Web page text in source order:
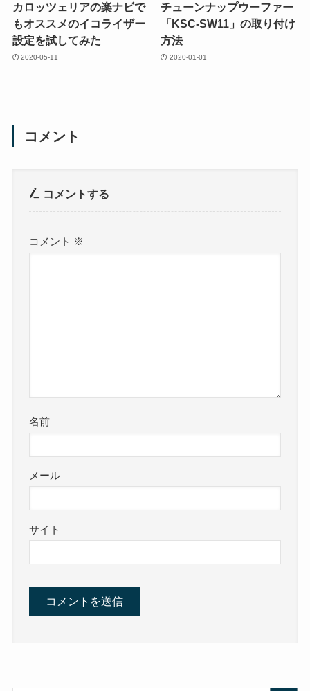
カロッツェリアの楽ナビで
もオススメのイコライザー
設定を試してみた
2020-05-11
チューンナップウーファー
「KSC-SW11」の取り付け
方法
2020-01-01
コメント
コメントする
コメント ※
名前
メール
サイト